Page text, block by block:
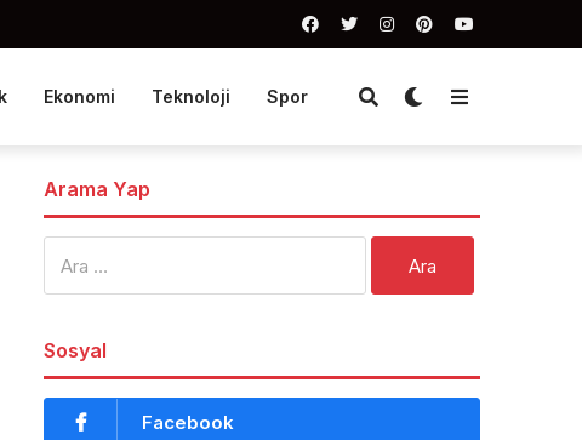
Ekonomi Teknoloji Spor
Arama Yap
Sosyal
Facebook